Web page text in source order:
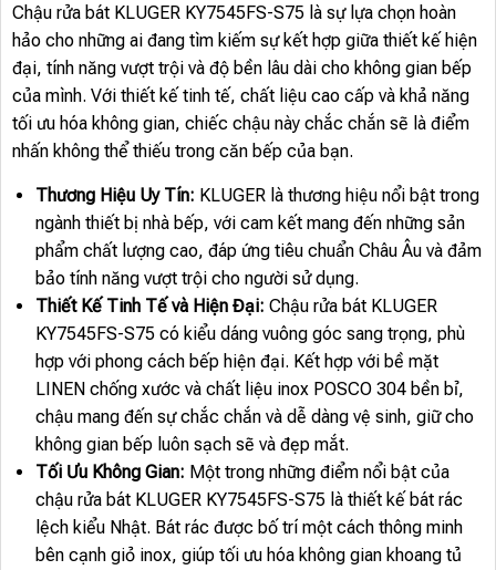
Chậu rửa bát KLUGER KY7545FS-S75 là sự lựa chọn hoàn
hảo cho những ai đang tìm kiếm sự kết hợp giữa thiết kế hiện
đại, tính năng vượt trội và độ bền lâu dài cho không gian bếp
của mình. Với thiết kế tinh tế, chất liệu cao cấp và khả năng
tối ưu hóa không gian, chiếc chậu này chắc chắn sẽ là điểm
nhấn không thể thiếu trong căn bếp của bạn.
Thương Hiệu Uy Tín: KLUGER là thương hiệu nổi bật trong
ngành thiết bị nhà bếp, với cam kết mang đến những sản
phẩm chất lượng cao, đáp ứng tiêu chuẩn Châu Âu và đảm
bảo tính năng vượt trội cho người sử dụng.
Thiết Kế Tinh Tế và Hiện Đại: Chậu rửa bát KLUGER
KY7545FS-S75 có kiểu dáng vuông góc sang trọng, phù
hợp với phong cách bếp hiện đại. Kết hợp với bề mặt
LINEN chống xước và chất liệu inox POSCO 304 bền bỉ,
chậu mang đến sự chắc chắn và dễ dàng vệ sinh, giữ cho
không gian bếp luôn sạch sẽ và đẹp mắt.
Tối Ưu Không Gian: Một trong những điểm nổi bật của
chậu rửa bát KLUGER KY7545FS-S75 là thiết kế bát rác
lệch kiểu Nhật. Bát rác được bố trí một cách thông minh
bên cạnh giỏ inox, giúp tối ưu hóa không gian khoang tủ